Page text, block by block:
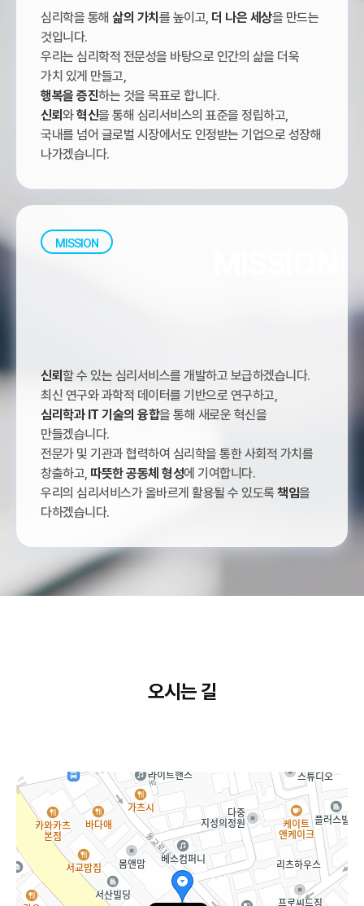
심리학을 통해 삶의 가치 를 높이고, 더 나은 세상을 만드는
것입니다.
우리는 심리학적 전문성을 바탕으로 인간의 삶을 더욱
가치 있게 만들고,
행복을 증진하는 것을 목표로 합니다.
신뢰와혁신을 통해 심리서비스의 표준을 정립하고,
국내를 넘어 글로벌 시장에서도 인정받는 기업으로 성장해
나가겠습니다.
MISSION
신뢰할 수 있는 심리서비스를 개발하고 보급하겠습니다.
최신 연구와 과학적 데이터를 기반으로 연구하고,
심리학과 IT 기술의 융합을 통해 새로운 혁신을
만들겠습니다.
전문가 및 기관과 협력하여 심리학을 통한 사회적 가치를
창출하고, 따뜻한 공동체 형성에 기여합니다.
우리의 심리서비스가 올바르게 활용될 수 있도록 책임을
다하겠습니다.
오시는 길